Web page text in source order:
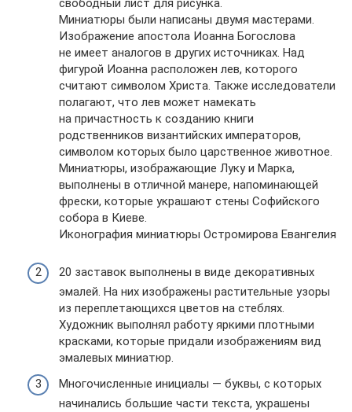
свободный лист для рисунка.
Миниатюры были написаны двумя мастерами.
Изображение апостола Иоанна Богослова
не имеет аналогов в других источниках. Над
фигурой Иоанна расположен лев, которого
считают символом Христа. Также исследователи
полагают, что лев может намекать
на причастность к созданию книги
родственников византийских императоров,
символом которых было царственное животное.
Миниатюры, изображающие Луку и Марка,
выполнены в отличной манере, напоминающей
фрески, которые украшают стены Софийского
собора в Киеве.
Иконография миниатюры Остромирова Евангелия
20 заставок выполнены в виде декоративных
эмалей. На них изображены растительные узоры
из переплетающихся цветов на стеблях.
Художник выполнял работу яркими плотными
красками, которые придали изображениям вид
эмалевых миниатюр.
Многочисленные инициалы — буквы, с которых
начинались большие части текста, украшены